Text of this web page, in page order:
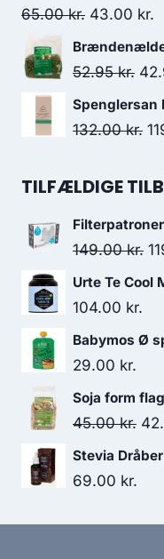
var:
65.00kr. Den
pris
65.00 kr..
43.00 kr.
52.95kr.
pris
Spenglersan
132.00kr.
TILFÆLDIGE
149.00kr.
Urte Te Cool
104.00 kr.
Babymos Ø
29.00 kr.
Soja form
45.00kr.
Stevia
69.00 kr.